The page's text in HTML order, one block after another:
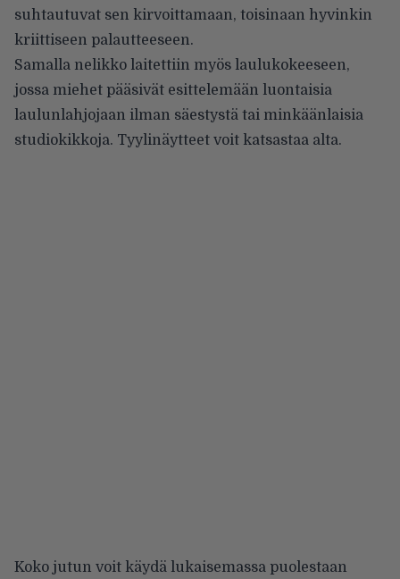
suhtautuvat sen kirvoittamaan, toisinaan hyvinkin
kriittiseen palautteeseen.
Samalla nelikko laitettiin myös laulukokeeseen,
jossa miehet pääsivät esittelemään luontaisia
laulunlahjojaan ilman säestystä tai minkäänlaisia
studiokikkoja. Tyylinäytteet voit katsastaa alta.
Koko jutun voit käydä lukaisemassa puolestaan